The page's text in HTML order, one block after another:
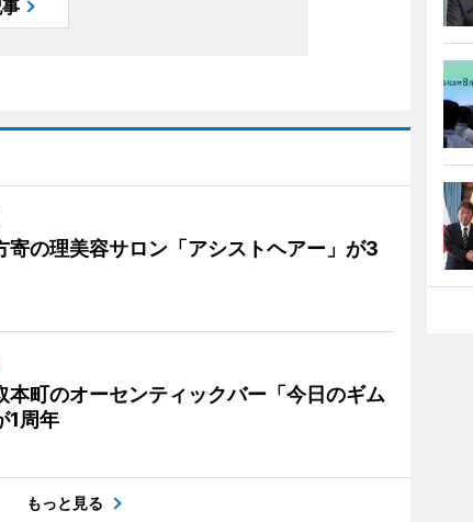
寄の理美容サロン「アシストヘアー」が3
本町のオーセンティックバー「今日のギム
1周年
もっと見る